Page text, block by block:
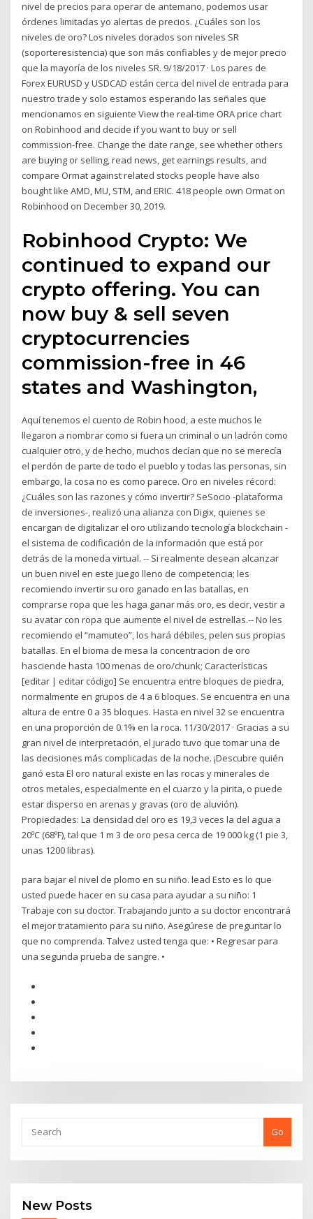
nivel de precios para operar de antemano, podemos usar
órdenes limitadas yo alertas de precios. ¿Cuáles son los
niveles de oro? Los niveles dorados son niveles SR
(soporteresistencia) que son más confiables y de mejor precio
que la mayoría de los niveles SR. 9/18/2017 · Los pares de
Forex EURUSD y USDCAD están cerca del nivel de entrada para
nuestro trade y solo estamos esperando las señales que
mencionamos en siguiente View the real-time ORA price chart
on Robinhood and decide if you want to buy or sell
commission-free. Change the date range, see whether others
are buying or selling, read news, get earnings results, and
compare Ormat against related stocks people have also
bought like AMD, MU, STM, and ERIC. 418 people own Ormat on
Robinhood on December 30, 2019.
Robinhood Crypto: We
continued to expand our
crypto offering. You can
now buy & sell seven
cryptocurrencies
commission-free in 46
states and Washington,
Aquí tenemos el cuento de Robin hood, a este muchos le
llegaron a nombrar como si fuera un criminal o un ladrón como
cualquier otro, y de hecho, muchos decían que no se merecía
el perdón de parte de todo el pueblo y todas las personas, sin
embargo, la cosa no es como parece. Oro en niveles récord:
¿Cuáles son las razones y cómo invertir? SeSocio -plataforma
de inversiones-, realizó una alianza con Digix, quienes se
encargan de digitalizar el oro utilizando tecnología blockchain -
el sistema de codificación de la información que está por
detrás de la moneda virtual. -- Si realmente desean alcanzar
un buen nivel en este juego lleno de competencia; les
recomiendo invertir su oro ganado en las batallas, en
comprarse ropa que les haga ganar más oro, es decir, vestir a
su avatar con ropa que aumente el nivel de estrellas.-- No les
recomiendo el “mamuteo”, los hará débiles, pelen sus propias
batallas. En el bioma de mesa la concentracion de oro
hasciende hasta 100 menas de oro/chunk; Características
[editar | editar código] Se encuentra entre bloques de piedra,
normalmente en grupos de 4 a 6 bloques. Se encuentra en una
altura de entre 0 a 35 bloques. Hasta en nivel 32 se encuentra
en una proporción de 0.1% en la roca. 11/30/2017 · Gracias a su
gran nivel de interpretación, el jurado tuvo que tomar una de
las decisiones más complicadas de la noche. ¡Descubre quién
ganó esta El oro natural existe en las rocas y minerales de
otros metales, especialmente en el cuarzo y la pirita, o puede
estar disperso en arenas y gravas (oro de aluvión).
Propiedades: La densidad del oro es 19,3 veces la del agua a
20ºC (68ºF), tal que 1 m 3 de oro pesa cerca de 19 000 kg (1 pie 3,
unas 1200 libras).
para bajar el nivel de plomo en su niño. lead Esto es lo que
usted puede hacer en su casa para ayudar a su niño: 1
Trabaje con su doctor. Trabajando junto a su doctor encontrará
el mejor tratamiento para su niño. Asegúrese de preguntar lo
que no comprenda. Talvez usted tenga que: • Regresar para
una segunda prueba de sangre. •
Go
New Posts